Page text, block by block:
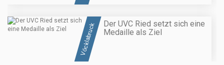
Vöcklabruck
Der UVC Ried setzt sich eine
Medaille als Ziel